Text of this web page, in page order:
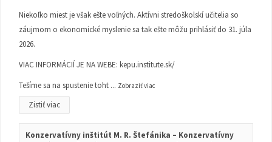
Niekoľko miest je však ešte voľných. Aktívni stredoškolskí učitelia so
záujmom o ekonomické myslenie sa tak ešte môžu prihlásiť do 31. júla
2026.
VIAC INFORMÁCIÍ JE NA WEBE: kepu.institute.sk/
Tešíme sa na spustenie toht ... Zobraziť viac
Zistiť viac
Konzervatívny inštitút M. R. Štefánika – Konzervatívny